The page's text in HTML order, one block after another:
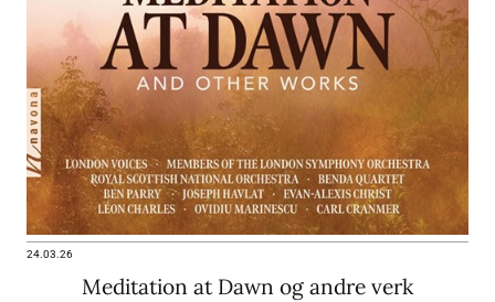
24.03.26
Meditation at Dawn og andre verk